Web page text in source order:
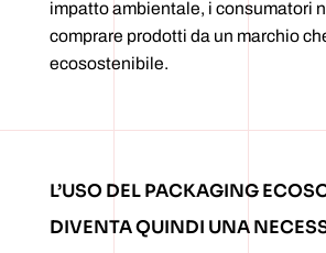
impatto ambientale, i consumatori
comprare prodotti da un marchio
ecosostenibile.
L’USO DEL PACKAGING
DIVENTA QUINDI UNA